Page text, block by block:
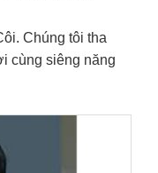
Chúng tôi tha
cùng siêng năng